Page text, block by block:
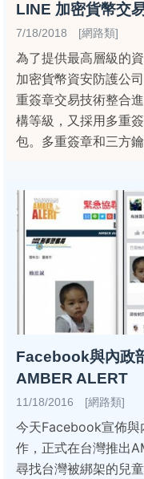
LINE 加密貨幣交
7/18/2018 [網路類]
為了提供最高層級的
加密貨幣資安防護公
重簽章交易技術整合
構等級，又採用多重
包。多重簽章和三方
Facebook與內政
AMBER ALERT
11/18/2016 [網路類]
今天Facebook宣佈與
作，正式在台灣推出
尋找台灣被綁架的兒童